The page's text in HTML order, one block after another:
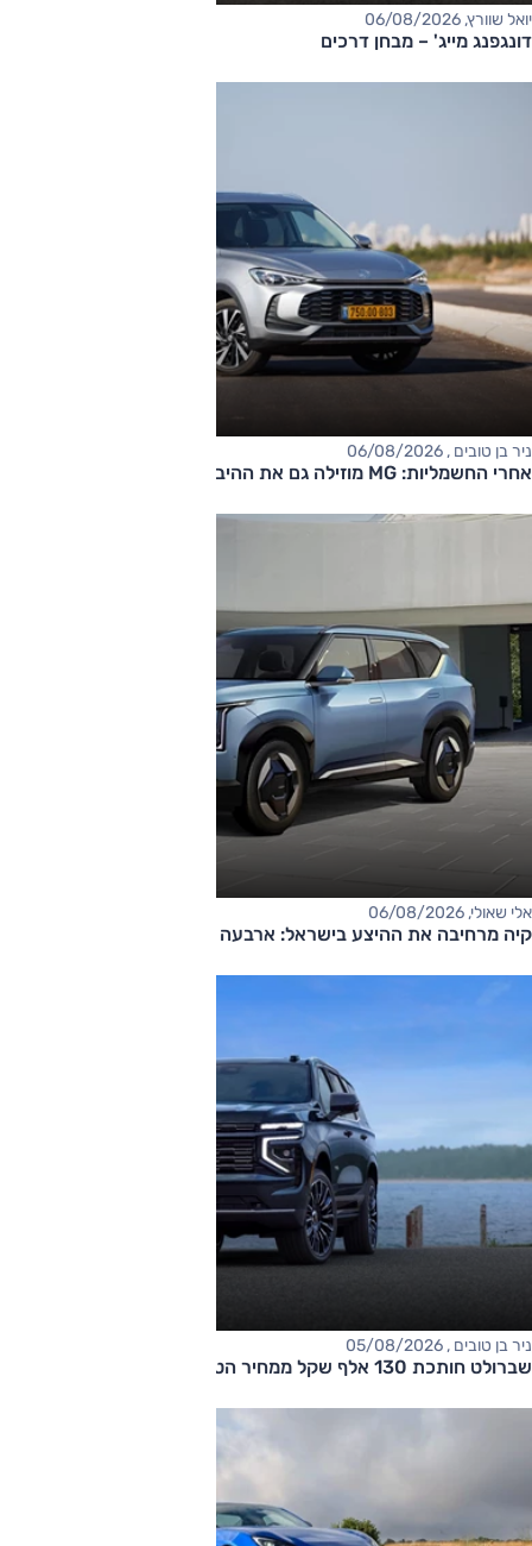
יואל שוורץ, 06/08/2026
דונגפנג מייג' – מבחן דרכים
ניר בן טובים , 06/08/2026
אחרי החשמליות: MG מוזילה גם את ההיברידיות
אלי שאולי, 06/08/2026
קיה מרחיבה את ההיצע בישראל: ארבעה דגמים חדשים בדרך
ניר בן טובים , 05/08/2026
שברולט חותכת 130 אלף שקל ממחיר הטאהו